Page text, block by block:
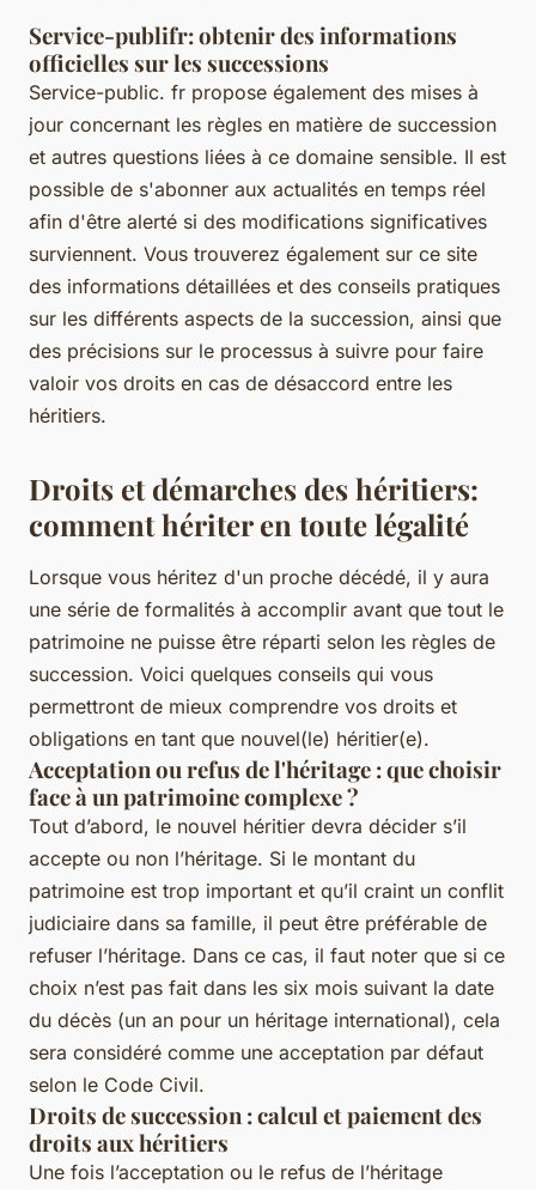
Service-publifr: obtenir des informations
officielles sur les successions
Service-public. fr propose également des mises à
jour concernant les règles en matière de succession
et autres questions liées à ce domaine sensible. Il est
possible de s'abonner aux actualités en temps réel
afin d'être alerté si des modifications significatives
surviennent. Vous trouverez également sur ce site
des informations détaillées et des conseils pratiques
sur les différents aspects de la succession, ainsi que
des précisions sur le processus à suivre pour faire
valoir vos droits en cas de désaccord entre les
héritiers.
Droits et démarches des héritiers:
comment hériter en toute légalité
Lorsque vous héritez d'un proche décédé, il y aura
une série de formalités à accomplir avant que tout le
patrimoine ne puisse être réparti selon les règles de
succession. Voici quelques conseils qui vous
permettront de mieux comprendre vos droits et
obligations en tant que nouvel(le) héritier(e).
Acceptation ou refus de l'héritage : que choisir
face à un patrimoine complexe ?
Tout d’abord, le nouvel héritier devra décider s’il
accepte ou non l’héritage. Si le montant du
patrimoine est trop important et qu’il craint un conflit
judiciaire dans sa famille, il peut être préférable de
refuser l’héritage. Dans ce cas, il faut noter que si ce
choix n’est pas fait dans les six mois suivant la date
du décès (un an pour un héritage international), cela
sera considéré comme une acceptation par défaut
selon le Code Civil.
Droits de succession : calcul et paiement des
droits aux héritiers
Une fois l’acceptation ou le refus de l’héritage